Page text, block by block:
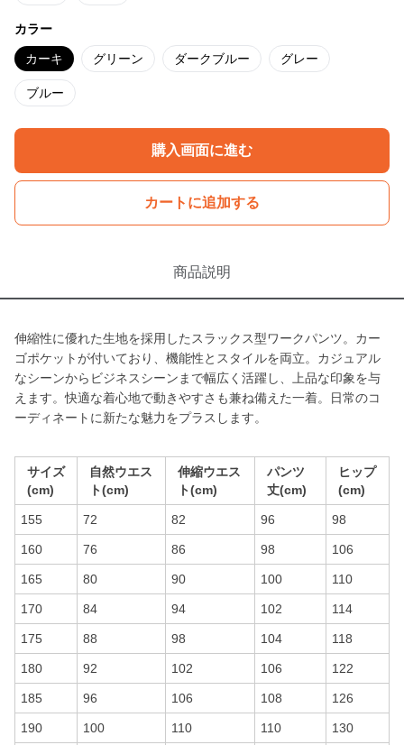
カラー
カーキ グリーン ダークブルー グレー
ブルー
購入画面に進む
カートに追加する
商品説明
伸縮性に優れた生地を採用したスラックス型ワークパンツ。カー
ゴポケットが付いており、機能性とスタイルを両立。カジュアル
なシーンからビジネスシーンまで幅広く活躍し、上品な印象を与
えます。快適な着心地で動きやすさも兼ね備えた一着。日常のコ
ーディネートに新たな魅力をプラスします。
サイズ
(cm)
自然ウエス
ト(cm)
伸縮ウエス
ト(cm)
パンツ
丈(cm)
ヒップ
(cm)
155 72 82 96 98
160 76 86 98 106
165 80 90 100 110
170 84 94 102 114
175 88 98 104 118
180 92 102 106 122
185 96 106 108 126
190 100 110 110 130